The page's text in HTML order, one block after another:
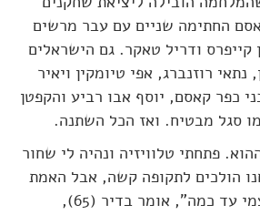
החתימה שניים עם עבר מרשים
קייפרס ודריל טאקר. גם הישראלים
נתאי רוזנברג, אפי טיומקין ויאיר
כפר קאסם, יוסף אבו רביע והקפטן
סגל מבטיח. ואז הכל השתנה.
פתחתי טלוויזיה ונהיה לי שחור
הולכים לתקופה קשה, אבל האמת
היא שלא תיארתי לעצמי עד כמה", אומר בדיר (65),